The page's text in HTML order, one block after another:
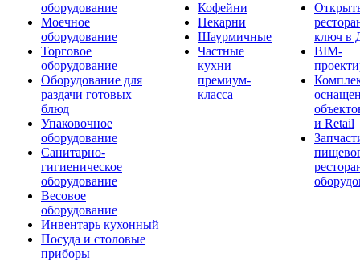
оборудование
Моечное
оборудование
Торговое
оборудование
Оборудование для
раздачи готовых
блюд
Упаковочное
оборудование
Санитарно-
гигиеническое
оборудование
Весовое
оборудование
Инвентарь кухонный
Посуда и столовые
приборы
Кофейни
Пекарни
Шаурмичные
Частные
кухни
премиум-
класса
ключ в
BIM-
и Retail